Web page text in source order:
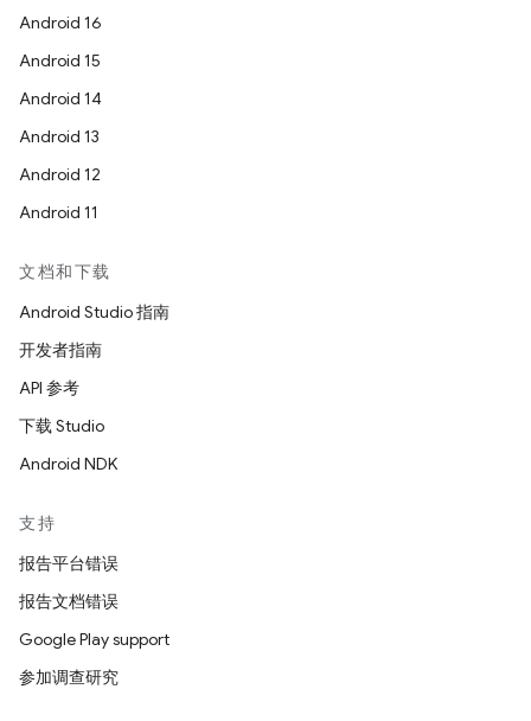
Android 16
Android 15
Android 14
Android 13
Android 12
Android 11
文档和下载
Android Studio 指南
开发者指南
API 参考
下载 Studio
Android NDK
支持
报告平台错误
报告文档错误
Google Play support
参加调查研究